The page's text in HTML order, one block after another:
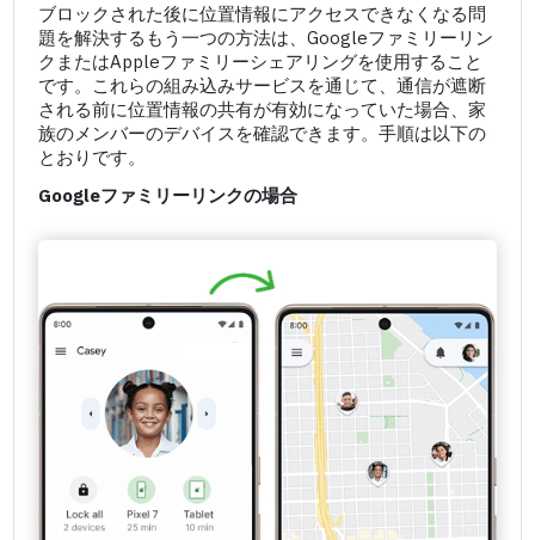
ブロックされた後に位置情報にアクセスできなくなる問
題を解決するもう一つの方法は、Googleファミリーリン
クまたはAppleファミリーシェアリングを使用すること
です。これらの組み込みサービスを通じて、通信が遮断
される前に位置情報の共有が有効になっていた場合、家
族のメンバーのデバイスを確認できます。手順は以下の
とおりです。
Googleファミリーリンクの場合